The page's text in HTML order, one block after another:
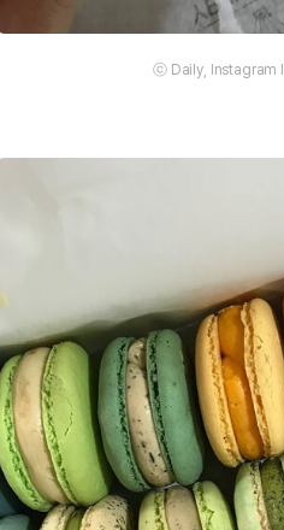
ⓒ Daily, Instagram